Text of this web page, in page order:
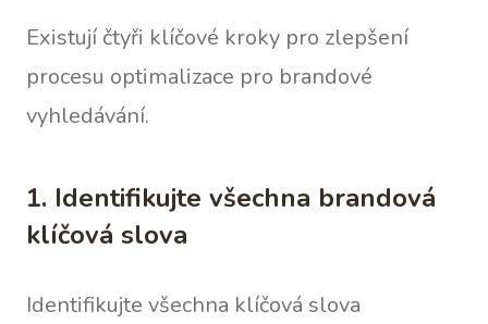
Existují čtyři klíčové kroky pro zlepšení
procesu optimalizace pro brandové
vyhledávání.
1. Identifikujte všechna brandová
klíčová slova
Identifikujte všechna klíčová slova